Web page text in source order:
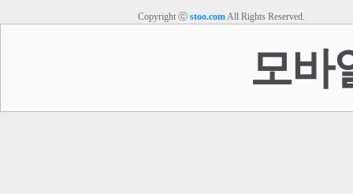
Copyright ⓒ stoo.comAll Rights Reserved.
모바